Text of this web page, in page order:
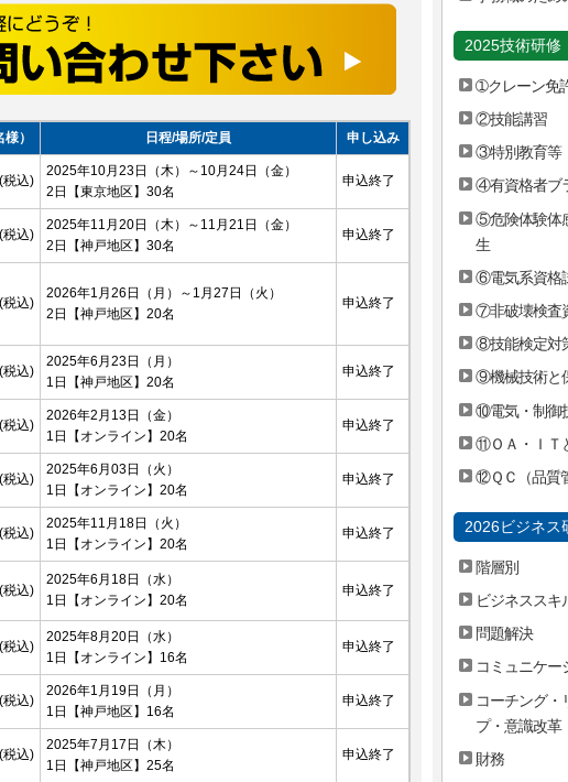
） 日程/場所/定員 申し込み
税込)
2025年10月23日（木）～10月24日（金）
2日
【東京地区】 30名
申込終了
税込)
2025年11月20日（木）～11月21日（金）
2日
【神戸地区】 30名
申込終了
税込)
2026年1月26日（月）～1月27日（火）
2日
【神戸地区】 20名
申込終了
税込)
2025年6月23日（月）
1日
【神戸地区】 20名
申込終了
税込)
2026年2月13日（金）
1日
【オンライン】 20名
申込終了
税込)
2025年6月03日（火）
1日
【オンライン】 20名
申込終了
税込)
2025年11月18日（火）
1日
【オンライン】 20名
申込終了
税込)
2025年6月18日（水）
1日
【オンライン】 20名
申込終了
税込)
2025年8月20日（水）
1日
【オンライン】 16名
申込終了
税込)
2026年1月19日（月）
1日
【神戸地区】 16名
申込終了
税込)
2025年7月17日（木）
1日
【神戸地区】 25名
申込終了
2025技術研修
➀クレーン免
②技能講習
③特別教育等
④有資格者ブ
⑤危険体験体
生
⑥電気系資格
⑦非破壊検査
⑧技能検定対
⑨機械技術と
⑩電気・制御
⑪ＯＡ・ＩＴ
⑫ＱＣ（品質
2026ビジネス
階層別
ビジネススキ
問題解決
コミュニケー
コーチング・
プ・意識改革
財務